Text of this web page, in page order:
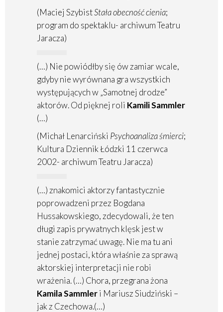
(Maciej SzybistStała obecność cienia;
program do spektaklu- archiwum Teatru
Jaracza)
(…) Nie powiódłby się ów zamiar wcale,
gdyby nie wyrównana gra wszystkich
występujących w „Samotnej drodze”
aktorów. Od pięknej roli Kamili Sammler
(…)
(Michał Lenarciński Psychoanaliza śmierci;
Kultura Dziennik Łódzki 11 czerwca
2002- archiwum Teatru Jaracza)
(…) znakomici aktorzy fantastycznie
poprowadzeni przez Bogdana
Hussakowskiego, zdecydowali, że ten
długi zapis prywatnych klęsk jest w
stanie zatrzymać uwagę. Nie ma tu ani
jednej postaci, która właśnie za sprawą
aktorskiej interpretacji nie robi
wrażenia. (…) Chora, przegrana żona
Kamila Sammleri Mariusz Siudziński –
jak z Czechowa.(…)